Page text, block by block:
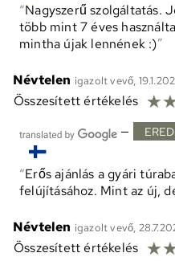
Nagyszerű szolgáltatás.
több mint 7 éves
mintha újak lennének :)
Névtelen igazolt vevő,
Összesített értékelés ☆
—
Erős ajánlás a gyári
felújításához. Mint az új,
Névtelen igazolt vevő,
Összesített értékelés ☆